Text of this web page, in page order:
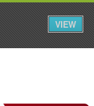
Iniciar Sessão
VIEW